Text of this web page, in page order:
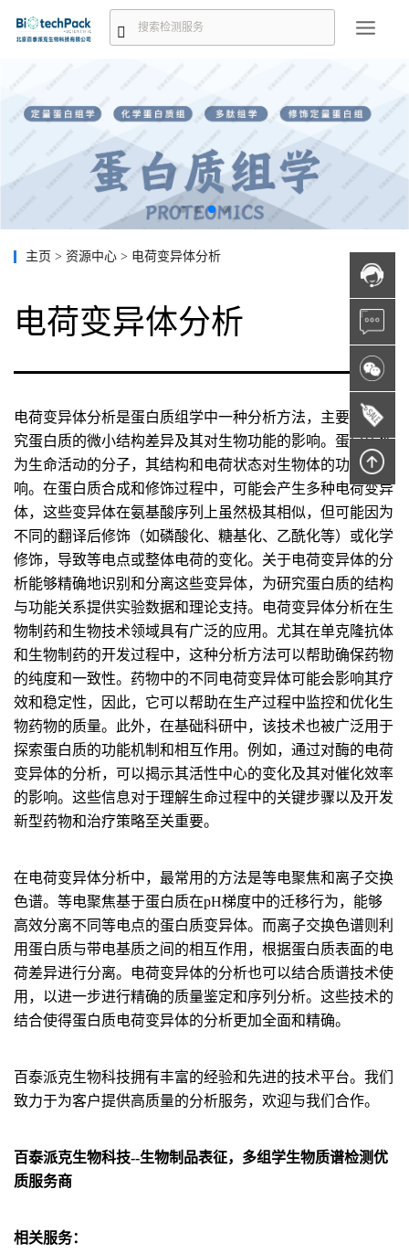
主页 > 资源中心 > 电荷变异体分析
电荷变异体分析
电荷变异体分析是蛋白质组学中一种分析方法，主要用于研
究蛋白质的微小结构差异及其对生物功能的影响。蛋白质作
为生命活动的分子，其结构和电荷状态对生物体的功能有影
响。在蛋白质合成和修饰过程中，可能会产生多种电荷变异
体，这些变异体在氨基酸序列上虽然极其相似，但可能因为
不同的翻译后修饰（如磷酸化、糖基化、乙酰化等）或化学
修饰，导致等电点或整体电荷的变化。关于电荷变异体的分
析能够精确地识别和分离这些变异体，为研究蛋白质的结构
与功能关系提供实验数据和理论支持。电荷变异体分析在生
物制药和生物技术领域具有广泛的应用。尤其在单克隆抗体
和生物制药的开发过程中，这种分析方法可以帮助确保药物
的纯度和一致性。药物中的不同电荷变异体可能会影响其疗
效和稳定性，因此，它可以帮助在生产过程中监控和优化生
物药物的质量。此外，在基础科研中，该技术也被广泛用于
探索蛋白质的功能机制和相互作用。例如，通过对酶的电荷
变异体的分析，可以揭示其活性中心的变化及其对催化效率
的影响。这些信息对于理解生命过程中的关键步骤以及开发
新型药物和治疗策略至关重要。
在电荷变异体分析中，最常用的方法是等电聚焦和离子交换
色谱。等电聚焦基于蛋白质在pH梯度中的迁移行为，能够
高效分离不同等电点的蛋白质变异体。而离子交换色谱则利
用蛋白质与带电基质之间的相互作用，根据蛋白质表面的电
荷差异进行分离。电荷变异体的分析也可以结合质谱技术使
用，以进一步进行精确的质量鉴定和序列分析。这些技术的
结合使得蛋白质电荷变异体的分析更加全面和精确。
百泰派克生物科技拥有丰富的经验和先进的技术平台。我们
致力于为客户提供高质量的分析服务，欢迎与我们合作。
百泰派克生物科技--生物制品表征，多组学生物质谱检测优
质服务商
相关服务：